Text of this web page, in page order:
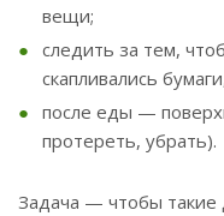
вещи;
следить за тем,
скапливались
после еды —
протереть, убрать).
Задача — чтобы такие